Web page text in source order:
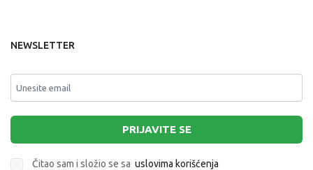
NEWSLETTER
PRIJAVITE SE
Čitao sam i složio se sa uslovima korišćenja